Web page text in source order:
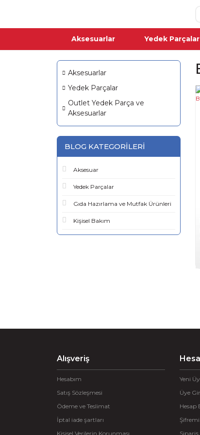
Aksesuarlar Yedek Parçalar
Aksesuarlar
Yedek Parçalar
Outlet Yedek Parça ve
Aksesuarlar
BLOG KATEGORILERI
Aksesuar
Yedek Parçalar
Gıda Hazırlama ve Mutfak Ürünleri
Kişisel Bakım
Alışveriş
Hesabım
Satış Sözleşmesi
Ödeme ve Teslimat
İptal iade şartları
Kişisel Verilerin Korunması
Yeni
Üye
Hesap